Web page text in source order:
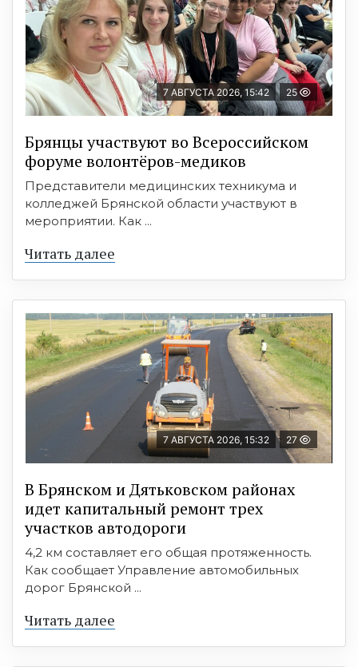
7 АВГУСТА 2026, 15:42 25
Брянцы участвуют во Всероссийском
форуме волонтёров-медиков
Представители медицинских техникума и
колледжей Брянской области участвуют в
мероприятии. Как ...
Читать далее
7 АВГУСТА 2026, 15:32 27
В Брянском и Дятьковском районах
идет капитальный ремонт трех
участков автодороги
4,2 км составляет его общая протяженность.
Как сообщает Управление автомобильных
дорог Брянской ...
Читать далее